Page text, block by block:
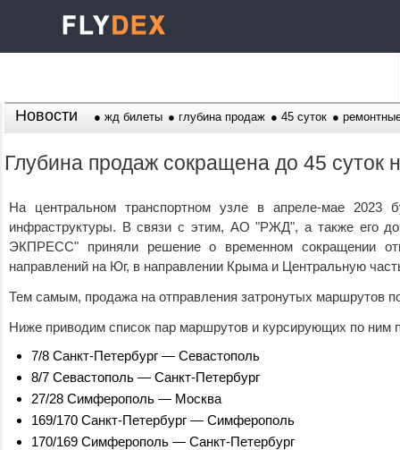
Новости жд билеты глубина продаж 45 суток
Глубина продаж сокращена до 45 суток
На центральном транспортном узле в апреле-мае 2023
инфраструктуры. В связи с этим, АО "РЖД", а также его
ЭКПРЕСС" приняли решение о временном сокращении
направлений на Юг, в направлении Крыма и Центральную
Тем самым, продажа на отправления затронутых маршрутов
Ниже приводим список пар маршрутов и курсирующих по ним
7/8 Санкт-Петербург — Севастополь
8/7 Севастополь — Санкт-Петербург
27/28 Симферополь — Москва
169/170 Санкт-Петербург — Симферополь
170/169 Симферополь — Санкт-Петербург